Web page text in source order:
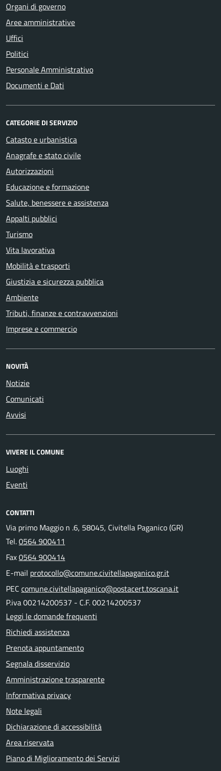
Organi di governo
Aree amministrative
Uffici
Politici
Personale Amministrativo
Documenti e Dati
CATEGORIE DI SERVIZIO
Catasto e urbanistica
Anagrafe e stato civile
Autorizzazioni
Educazione e formazione
Salute, benessere e assistenza
Appalti pubblici
Turismo
Vita lavorativa
Mobilità e trasporti
Giustizia e sicurezza pubblica
Ambiente
Tributi, finanze e contravvenzioni
Imprese e commercio
NOVITÀ
Notizie
Comunicati
Avvisi
VIVERE IL COMUNE
Luoghi
Eventi
CONTATTI
Via primo Maggio n .6, 58045, Civitella Paganico (GR)
Tel.0564 900411
Fax0564 900414
E-mail protocollo@comune.civitellapaganico.gr.it
PEC comune.civitellapaganico@postacert.toscana.it
P.iva 00214200537 - C.F. 00214200537
Leggi le domande frequenti
Richiedi assistenza
Prenota appuntamento
Segnala disservizio
Amministrazione trasparente
Informativa privacy
Note legali
Dichiarazione di accessibilità
Area riservata
Piano di Miglioramento dei Servizi